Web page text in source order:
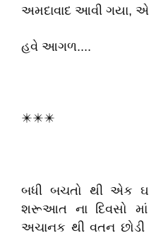
અમદાવાદ આવી ગયા,
હવે આગળ....
✴️✴️✴️
બધી બચતો થી એક
શરૂઆત ના દિવસો
અચાનક થી વતન